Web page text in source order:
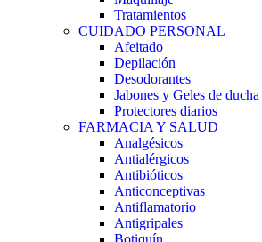
Tratamientos
CUIDADO PERSONAL
Afeitado
Depilación
Desodorantes
Jabones y Geles de ducha
Protectores diarios
FARMACIA Y SALUD
Analgésicos
Antialérgicos
Antibióticos
Anticonceptivas
Antiflamatorio
Antigripales